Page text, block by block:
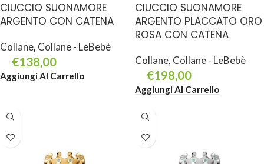
CIUCCIO SUONAMORE
ARGENTO CON CATENA
Collane, Collane - LeBebè
€138,00
Aggiungi Al Carrello
CIUCCIO SUONAMORE
ARGENTO PLACCATO ORO
ROSA CON CATENA
Collane, Collane - LeBebè
€198,00
Aggiungi Al Carrello